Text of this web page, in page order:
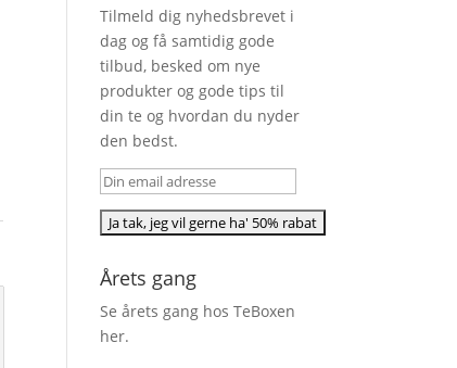
Tilmeld dig nyhedsbrevet i
dag og få samtidig gode
tilbud, besked om nye
produkter og gode tips til
din te og hvordan du nyder
den bedst.
Årets gang
Se årets gang hos TeBoxen
her.